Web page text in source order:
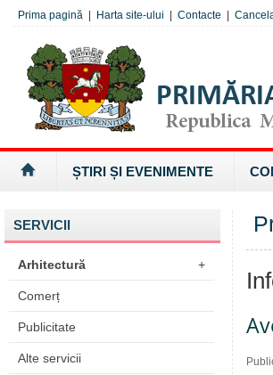
Prima pagină Harta site-ului Contacte
ȘTIRI ȘI EVENIMENTE
SERVICII
Arhitectură +
Comerț
Publicitate
Alte servicii